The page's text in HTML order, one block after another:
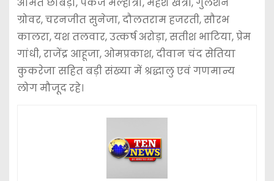
अमित छाबड़ा, पंकज मल्होत्रा, महेश खत्री, गुलशन
ग्रोवर, चरनजीत सुनेजा, दौलतराम हजरती, सौरभ
कालरा, यश तलवार, उत्कर्ष अरोड़ा, सतीश भाटिया, प्रेम
गांधी, राजेंद्र आहूजा, ओमप्रकाश, दीवान चंद सेतिया
कुकरेजा सहित बड़ी संख्या में श्रद्धालु एवं गणमान्य
लोग मौजूद रहे।